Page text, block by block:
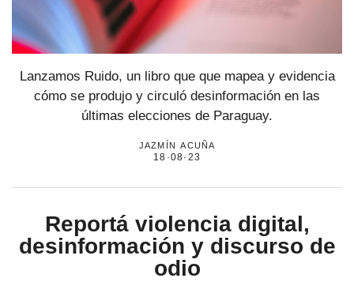
Lanzamos Ruido, un libro que que mapea y evidencia
cómo se produjo y circuló desinformación en las
últimas elecciones de Paraguay.
jazmín acuña
18·08·23
Reportá violencia digital,
desinformación y discurso de
odio